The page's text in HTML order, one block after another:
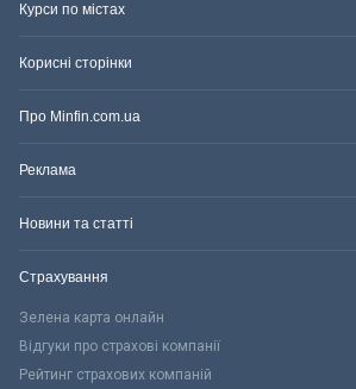
Курси по містах
Корисні сторінки
Про Minfin.com.ua
Реклама
Новини та статті
Страхування
Зелена карта онлайн
Відгуки про страхові компанії
Рейтинг страхових компаній